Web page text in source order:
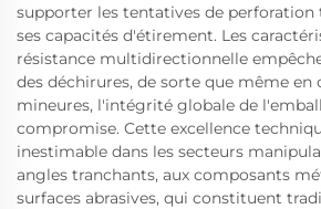
supporter les tentatives de perforation
ses capacités d'étirement. Les
résistance multidirectionnelle
des déchirures, de sorte que même en
mineures, l'intégrité globale de
compromise. Cette excellence
inestimable dans les secteurs
angles tranchants, aux composants
surfaces abrasives, qui constituent